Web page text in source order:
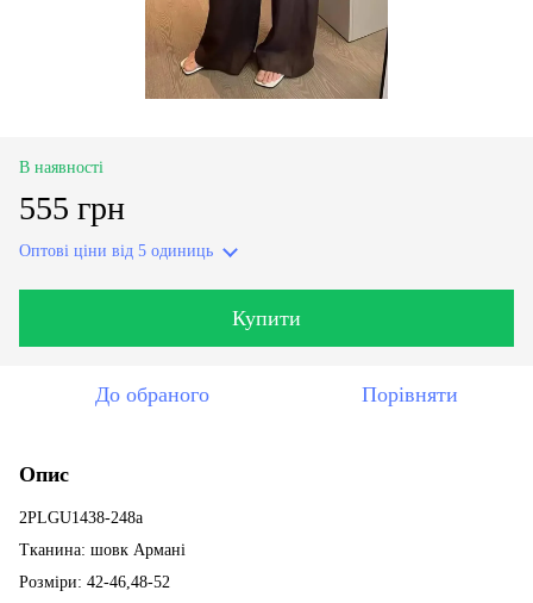
В наявності
555 грн
Оптові ціни від 5 одиниць
Купити
До обраного Порівняти
Опис
2PLGU1438-248a
Тканина: шовк Армані
Розміри: 42-46,48-52